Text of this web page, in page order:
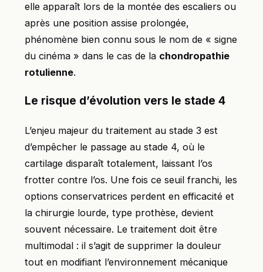
elle apparaît lors de la montée des escaliers ou
après une position assise prolongée,
phénomène bien connu sous le nom de « signe
du cinéma » dans le cas de la chondropathie
rotulienne.
Le risque d’évolution vers le stade 4
L’enjeu majeur du traitement au stade 3 est
d’empêcher le passage au stade 4, où le
cartilage disparaît totalement, laissant l’os
frotter contre l’os. Une fois ce seuil franchi, les
options conservatrices perdent en efficacité et
la chirurgie lourde, type prothèse, devient
souvent nécessaire. Le traitement doit être
multimodal : il s’agit de supprimer la douleur
tout en modifiant l’environnement mécanique